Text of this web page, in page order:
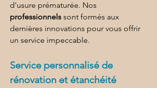
d'usure prématurée. Nos
professionnels sont formés aux
dernières innovations pour vous offrir
un service impeccable.
Service personnalisé de
rénovation et étanchéité